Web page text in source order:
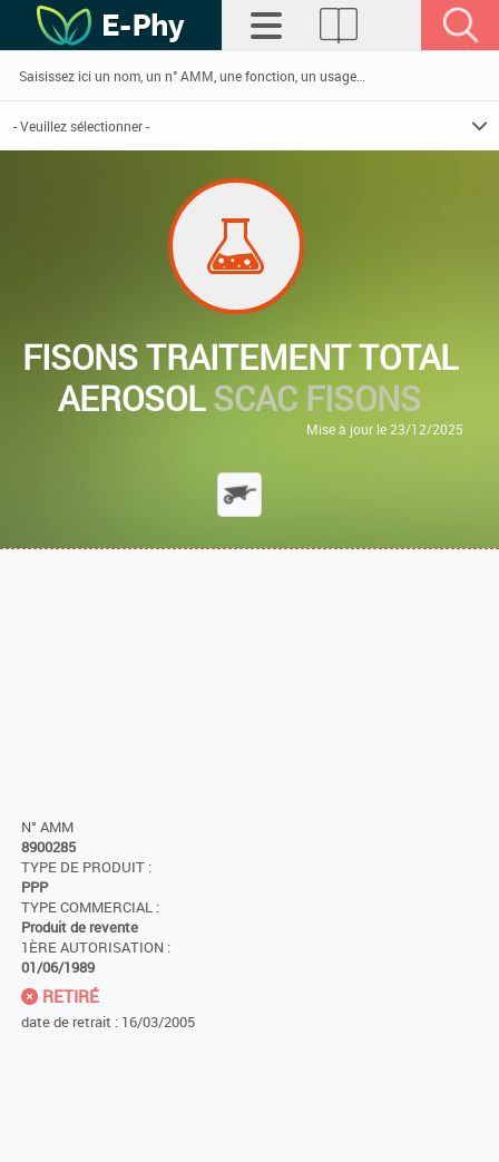
FISONS TRAITEMENT TOTAL
AEROSOLSCAC FISONS
Mise à jour le 23/12/2025
N° AMM
8900285
TYPE DE PRODUIT :
PPP
TYPE COMMERCIAL :
Produit de revente
1ÈRE AUTORISATION :
01/06/1989
RETIRÉ
date de retrait : 16/03/2005